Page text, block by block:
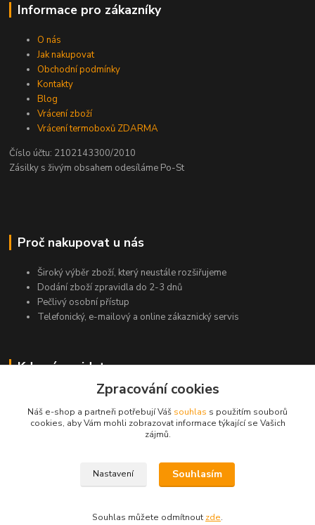
Informace pro zákazníky
O nás
Jak nakupovat
Obchodní podmínky
Kontakty
Blog
Vrácení zboží
Vrácení termoboxů ZDARMA
Číslo účtu: 2102143300/2010
Zásilky s živým obsahem odesíláme Po-St
Proč nakupovat u nás
Široký výběr zboží, který neustále rozšiřujeme
Dodání zboží zpravidla do 2-3 dnů
Pečlivý osobní přístup
Telefonický, e-mailový a online zákaznický servis
Kde nás najdete
735 62 Český Těšín
Michal Zamarski
Po-Pá 10-18 hod.
Zpracování cookies
Náš e-shop a partneři potřebují Váš souhlas s použitím souborů
cookies, aby Vám mohli zobrazovat informace týkající se Vašich
zájmů.
Nastavení Souhlasím
Souhlas můžete odmítnout zde.